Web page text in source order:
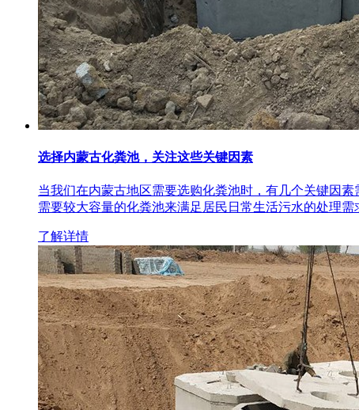
选择内蒙古化粪池，关注这些关键因素
当我们在内蒙古地区需要选购化粪池时，有几个关键因
需要较大容量的化粪池来满足居民日常生活污水的处理需
了解详情